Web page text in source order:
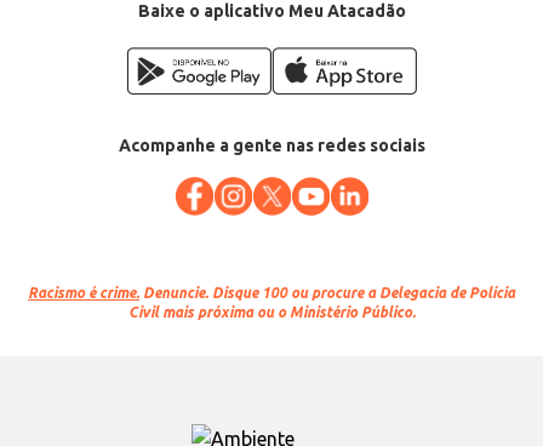
Baixe o aplicativo Meu Atacadão
Acompanhe a gente nas redes sociais
Racismo é crime. Denuncie. Disque 100 ou procure a Delegacia de Polícia
Civil mais próxima ou o Ministério Público.